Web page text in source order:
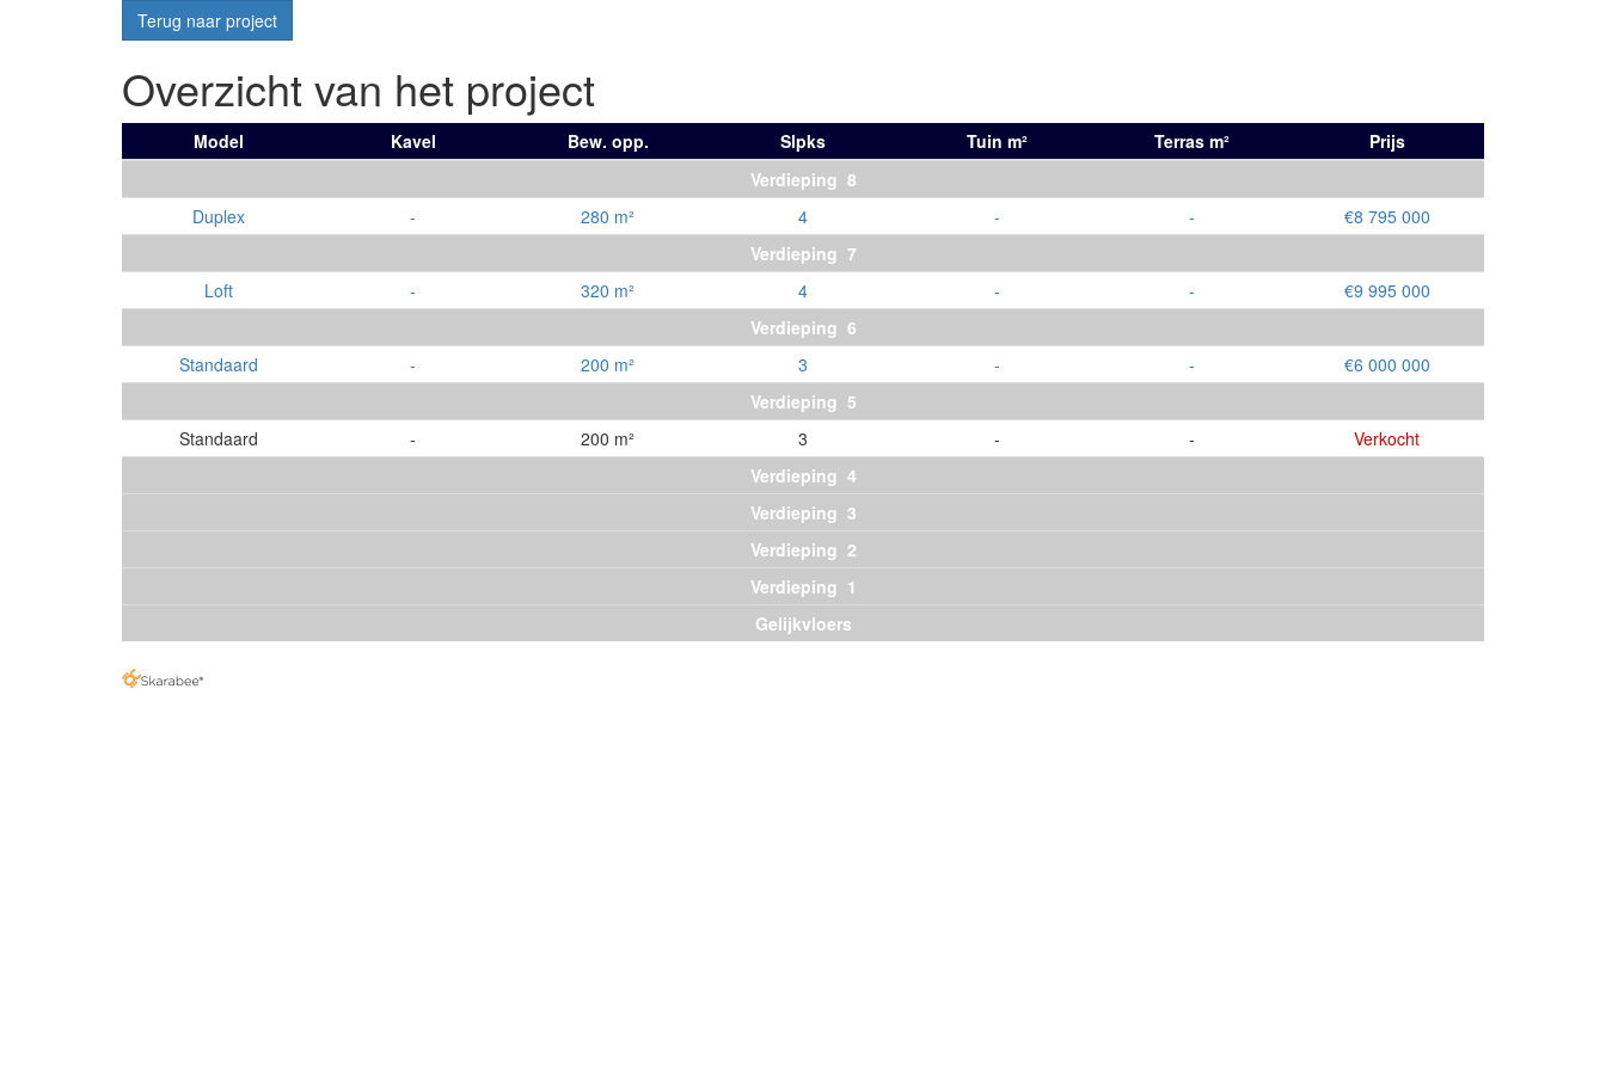
Terug naar project
Overzicht van het project
Model Kavel Bew. opp. Slpks Tuin m² Terras m²
Prijs
Verdieping 8
Duplex
- 280 m² 4 - -
€8 795 000
Verdieping 7
Loft
- 320 m² 4 - -
€9 995 000
Verdieping 6
Standaard
- 200 m² 3 - -
€6 000 000
Verdieping 5
Standaard
- 200 m² 3 - -
Verkocht
Verdieping 4
Verdieping 3
Verdieping 2
Verdieping 1
Gelijkvloers